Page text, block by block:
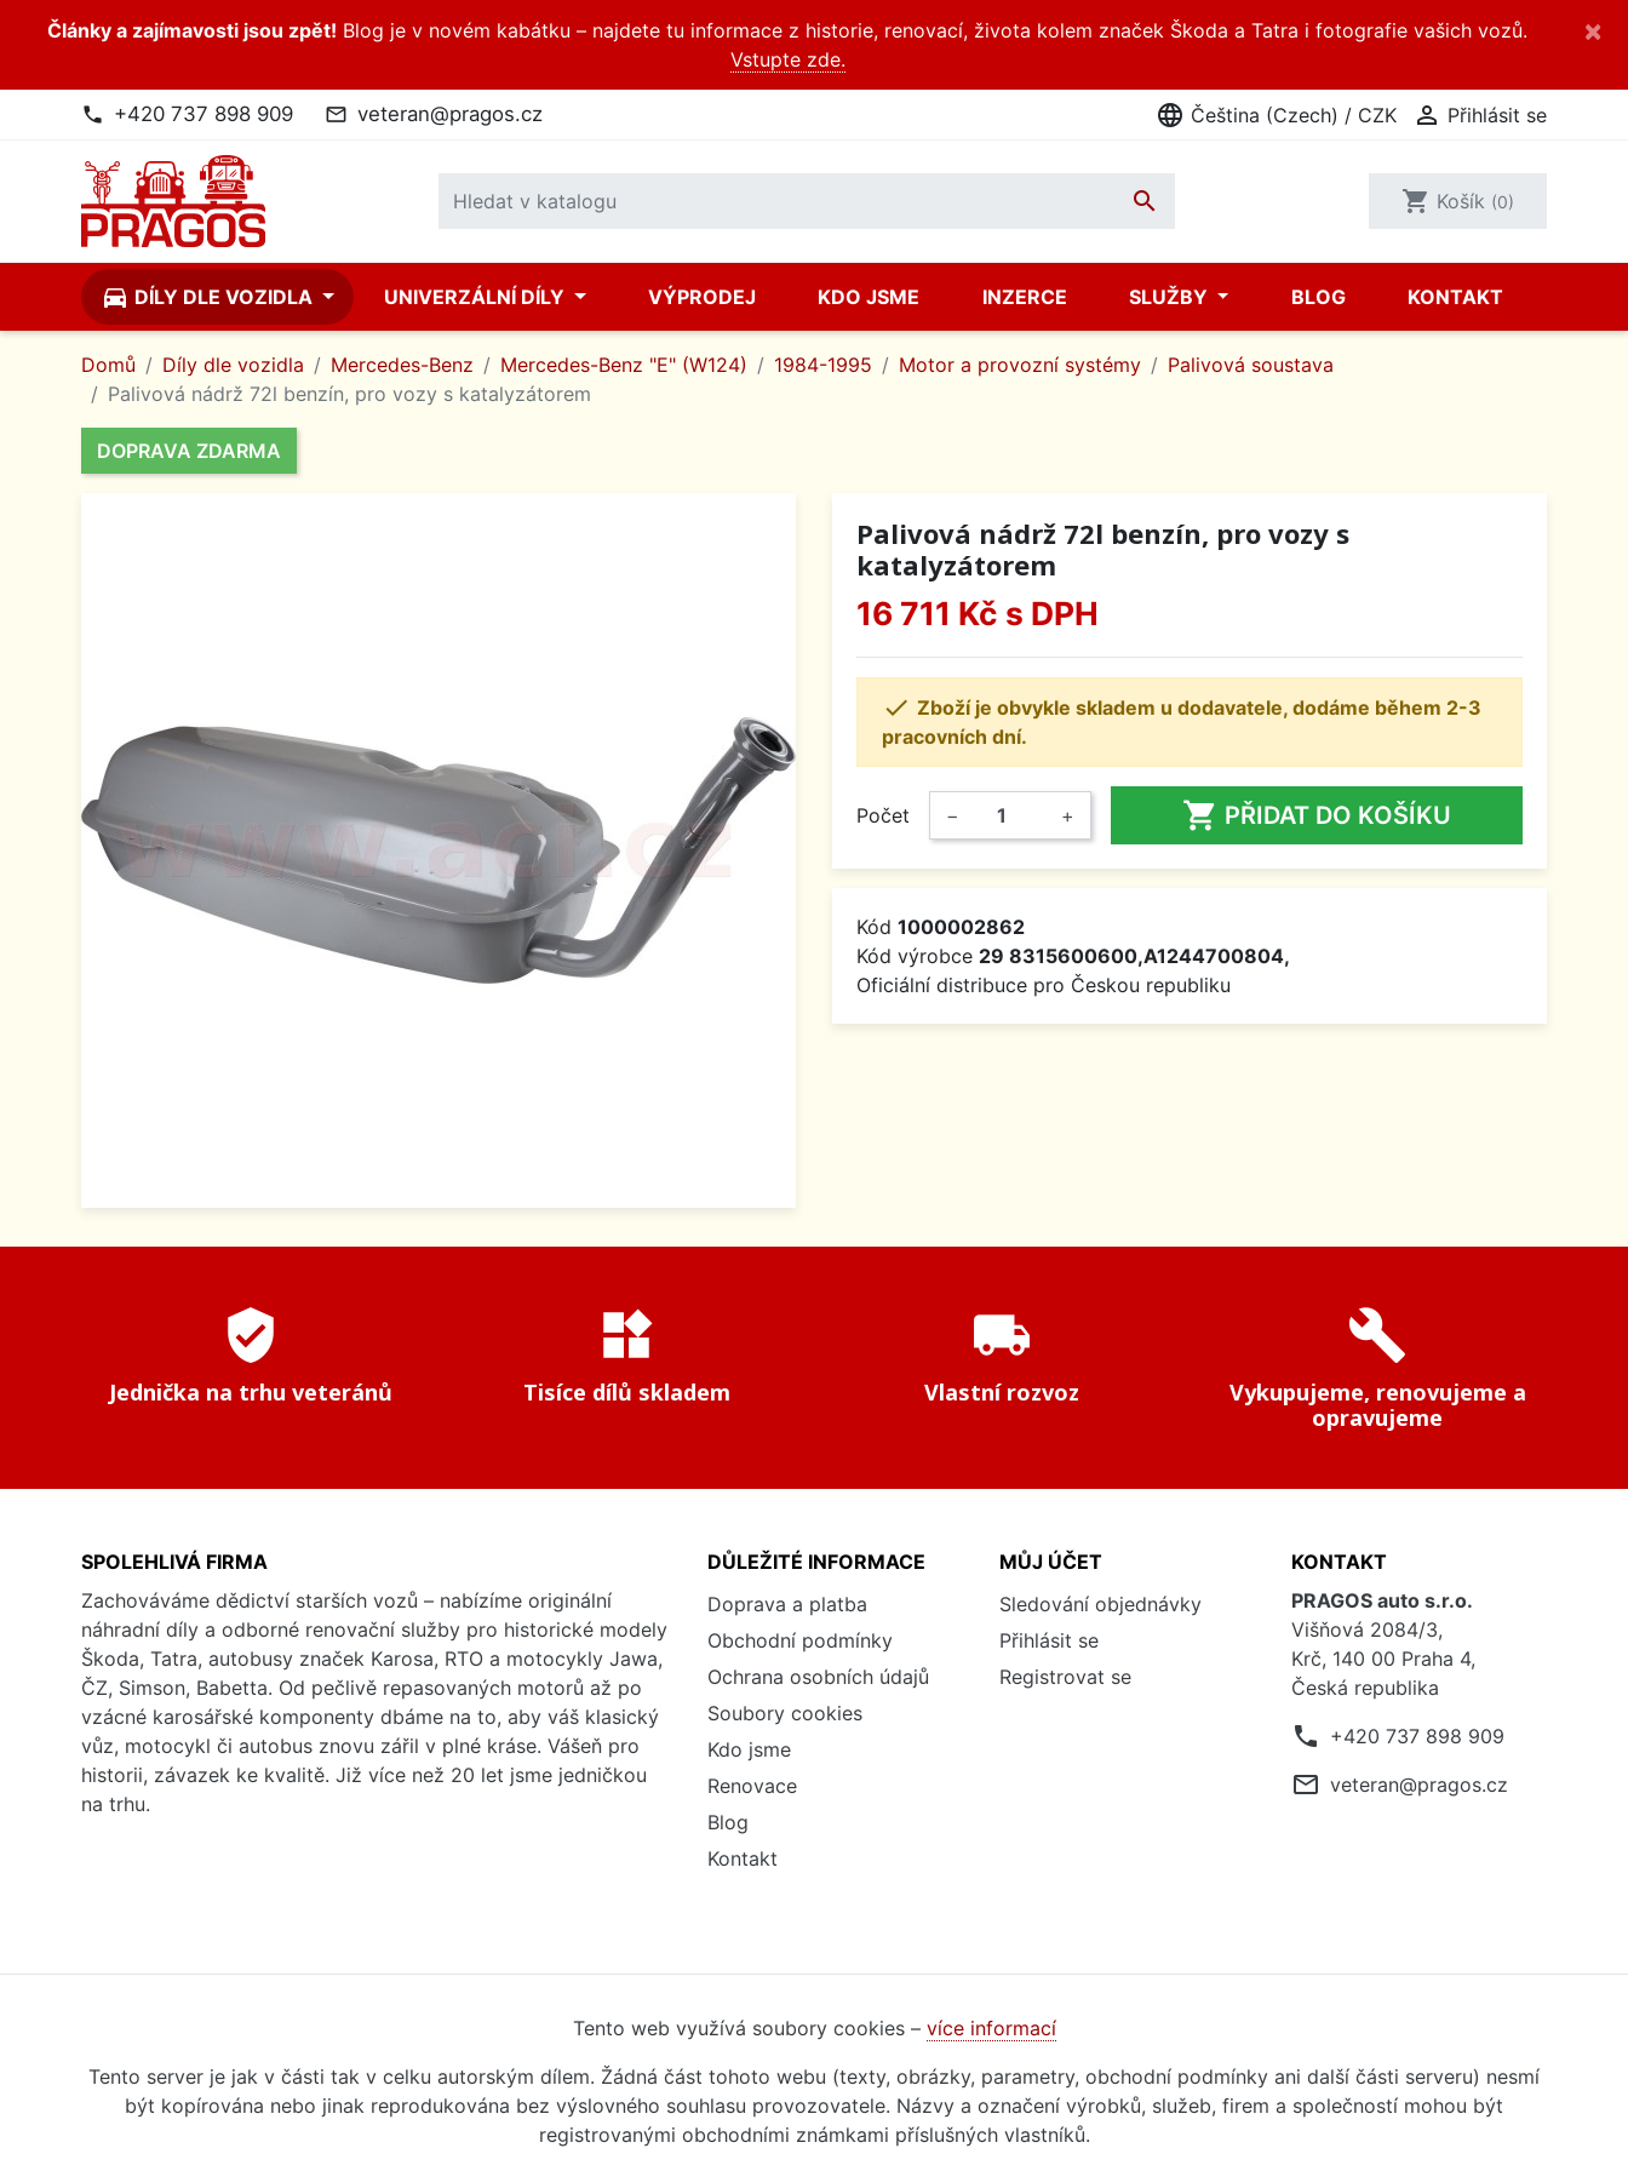
Články a zajímavosti jsou zpět! Blog je v novém kabátku – najdete tu informace z historie, renovací, života kolem značek Škoda a Tatra i fotografie vašich vozů.
Vstupte zde.
×
phone +420 737 898 909 mail_outline veteran@pragos.cz language Čeština (Czech) / CZK  Přihlásit se
 shopping_cart Košík (0)
directions_car DÍLY DLE VOZIDLA UNIVERZÁLNÍ DÍLY VÝPRODEJ KDO JSME INZERCE SLUŽBY BLOG KONTAKT
Domů Díly dle vozidla Mercedes-Benz Mercedes-Benz "E" (W124) 1984-1995 Motor a provozní systémy
Palivová soustava
Palivová nádrž 72l benzín, pro vozy s katalyzátorem
DOPRAVA ZDARMA
Palivová nádrž 72l benzín, pro vozy s
katalyzátorem
16 711 Kč s DPH
 Zboží je obvykle skladem u dodavatele, dodáme během 2-3
pracovních dní.
Počet − +  PŘIDAT DO KOŠÍKU
Kód 1000002862
Kód výrobce 29 8315600600,A1244700804,
Oficiální distribuce pro Českou republiku
verified_user
Jednička na trhu veteránů
widgets
Tisíce dílů skladem
local_shipping
Vlastní rozvoz
build
Vykupujeme, renovujeme a
opravujeme
SPOLEHLIVÁ FIRMA
Zachováváme dědictví starších vozů – nabízíme originální
náhradní díly a odborné renovační služby pro historické modely
Škoda, Tatra, autobusy značek Karosa, RTO a motocykly Jawa,
ČZ, Simson, Babetta. Od pečlivě repasovaných motorů až po
vzácné karosářské komponenty dbáme na to, aby váš klasický
vůz, motocykl či autobus znovu zářil v plné kráse. Vášeň pro
historii, závazek ke kvalitě. Již více než 20 let jsme jedničkou
na trhu.
DŮLEŽITÉ INFORMACE
Doprava a platba
Obchodní podmínky
Ochrana osobních údajů
Soubory cookies
Kdo jsme
Renovace
Blog
Kontakt
MŮJ ÚČET
Sledování objednávky
Přihlásit se
Registrovat se
KONTAKT
PRAGOS auto s.r.o.
Višňová 2084/3,
Krč, 140 00 Praha 4,
Česká republika
phone +420 737 898 909
mail_outline veteran@pragos.cz
Tento web využívá soubory cookies – více informací
Tento server je jak v části tak v celku autorským dílem. Žádná část tohoto webu (texty, obrázky, parametry, obchodní podmínky ani další části serveru) nesmí
být kopírována nebo jinak reprodukována bez výslovného souhlasu provozovatele. Názvy a označení výrobků, služeb, firem a společností mohou být
registrovanými obchodními známkami příslušných vlastníků.